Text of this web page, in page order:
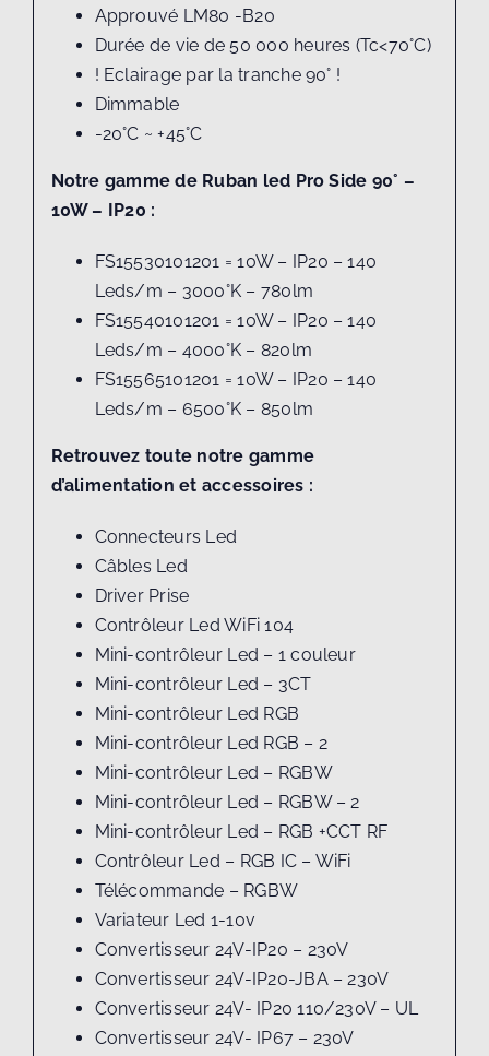
Approuvé LM80 -B20
Durée de vie de 50 000 heures (Tc<70°C)
! Eclairage par la tranche 90° !
Dimmable
-20°C ~ +45°C
Notre gamme de Ruban led Pro Side 90° –
10W – IP20 :
FS15530101201 = 10W – IP20 – 140
Leds/m – 3000°K – 780lm
FS15540101201 = 10W – IP20 – 140
Leds/m – 4000°K – 820lm
FS15565101201 = 10W – IP20 – 140
Leds/m – 6500°K – 850lm
Retrouvez toute notre gamme
d’alimentation et accessoires :
Connecteurs Led
Câbles Led
Driver Prise
Contrôleur Led WiFi 104
Mini-contrôleur Led – 1 couleur
Mini-contrôleur Led – 3CT
Mini-contrôleur Led RGB
Mini-contrôleur Led RGB – 2
Mini-contrôleur Led – RGBW
Mini-contrôleur Led – RGBW – 2
Mini-contrôleur Led – RGB +CCT RF
Contrôleur Led – RGB IC – WiFi
Télécommande – RGBW
Variateur Led 1-10v
Convertisseur 24V-IP20 – 230V
Convertisseur 24V-IP20-JBA – 230V
Convertisseur 24V- IP20 110/230V – UL
Convertisseur 24V- IP67 – 230V